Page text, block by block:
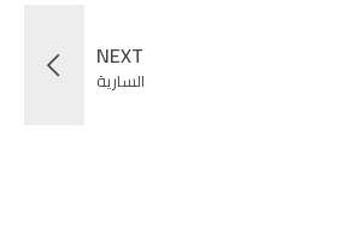
NEXT
السارية